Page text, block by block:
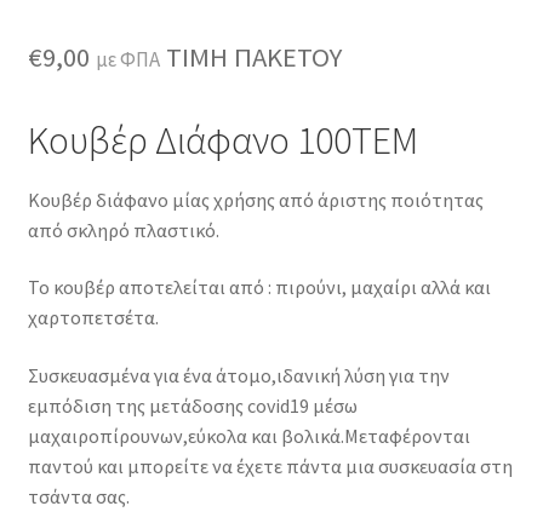
€9,00 με ΦΠΑ ΤΙΜΗ ΠΑΚΕΤΟΥ
Κουβέρ Διάφανο 100ΤΕΜ
Κουβέρ διάφανο μίας χρήσης από άριστης ποιότητας
από σκληρό πλαστικό.
Το κουβέρ αποτελείται από : πιρούνι, μαχαίρι αλλά και
χαρτοπετσέτα.
Συσκευασμένα για ένα άτομο,ιδανική λύση για την
εμπόδιση της μετάδοσης covid19 μέσω
μαχαιροπίρουνων,εύκολα και βολικά.Μεταφέρονται
παντού και μπορείτε να έχετε πάντα μια συσκευασία στη
τσάντα σας.